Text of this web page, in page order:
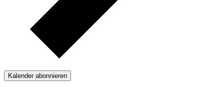
Kalender abonnieren